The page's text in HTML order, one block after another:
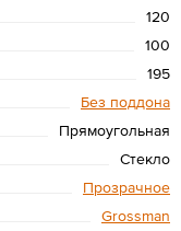
120
100
195
Без поддона
Прямоугольная
Стекло
Прозрачное
Grossman